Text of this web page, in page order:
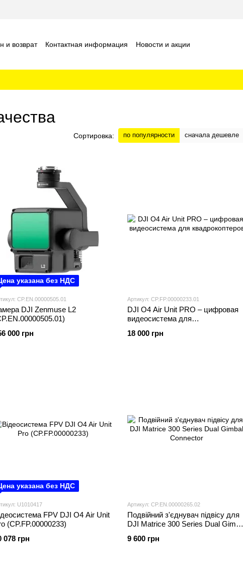
и возврат Контактная информация
Новости и акции
Сортировка: по популярности сначала дешевле
указана без НДС
CP.EN.00000505.01
DJI Zenmuse L2
000 грн
Артикул: CP.FP.00000233.01
DJI O4 Air Unit PRO – цифровая
видеосистема для
18 000 грн
указана без НДС
U1010417
FPV DJI O4 Air Unit
(CP.FP.00000233)
078 грн
Артикул: CP.EN.00000265.02
Подвійний з'єднувач підвісу для
DJI Matrice 300 Series Dual Gimbal
9 600 грн